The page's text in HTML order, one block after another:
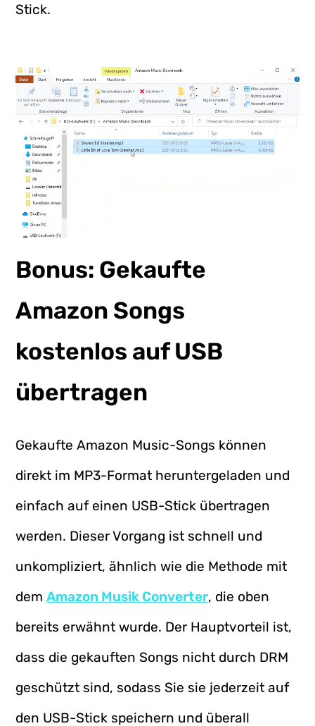
Stick.
Bonus: Gekaufte
Amazon Songs
kostenlos auf USB
übertragen
Gekaufte Amazon Music-Songs können
direkt im MP3-Format heruntergeladen und
einfach auf einen USB-Stick übertragen
werden. Dieser Vorgang ist schnell und
unkompliziert, ähnlich wie die Methode mit
demAmazon Musik Converter, die oben
bereits erwähnt wurde. Der Hauptvorteil ist,
dass die gekauften Songs nicht durch DRM
geschützt sind, sodass Sie sie jederzeit auf
den USB-Stick speichern und überall